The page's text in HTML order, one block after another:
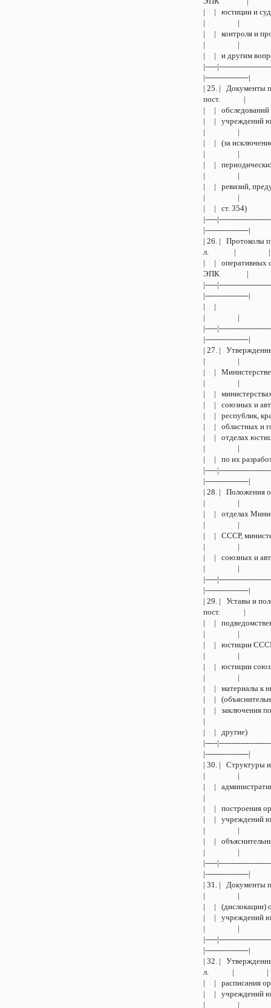
| |
| |
| |
| |
| | и
|-----
|------------------|
| 25. |
пост. |
| |
| |
| |
| | (за
| |
| |
| |
| |
| |
| |
|-----
|------------------|
| 26. |
л. | |
| |
ЭПК |
|-----
|------------------|
| | 2.
| |
|-----
|------------------|
| 27. |
| |
| |
| |
| |
| |
| |
| |
| |
| |
| | по
|-----
|------------------|
| 28. |
| |
| |
| |
| | СССР,
| |
| |
| |
|-----
|------------------|
| 29. |
пост. |
| |
| |
| |
| |
| |
| |
| |
| |
| |
|
| |
|-----
|------------------|
| 30. |
| |
| |
|
| |
| |
| |
| |
| |
|-----
|------------------|
| 31. |
| |
| |
| |
| |
|-----
|------------------|
| 32. |
л. | |
| |
| |
| |